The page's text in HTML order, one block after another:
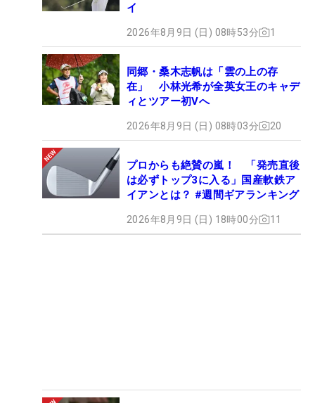
イ
2026年8月9日 (日) 08時53分 1
同郷・桑木志帆は「雲の上の存
在」 小林光希が全英女王のキャデ
ィとツアー初Vへ
2026年8月9日 (日) 08時03分 20
プロからも絶賛の嵐！ 「発売直後
は必ずトップ3に入る」国産軟鉄ア
イアンとは？ #週間ギアランキング
2026年8月9日 (日) 18時00分 11